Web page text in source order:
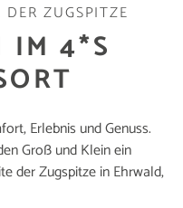
ZUGSPITZE
IM 4*S
Erlebnis und Genuss.
Groß und Klein ein
der Zugspitze in Ehrwald,